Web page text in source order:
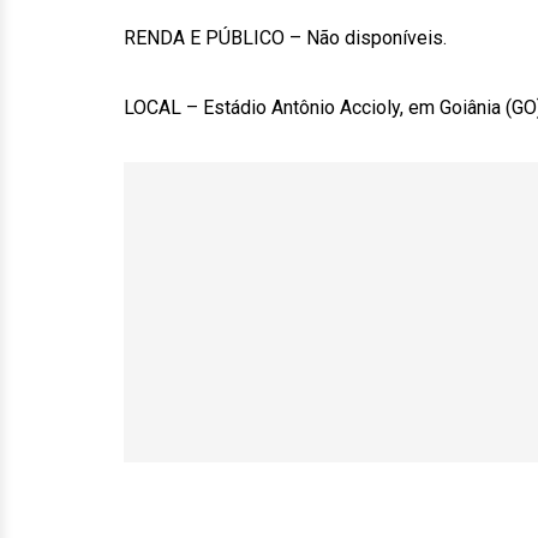
RENDA E PÚBLICO – Não disponíveis.
LOCAL – Estádio Antônio Accioly, em Goiânia